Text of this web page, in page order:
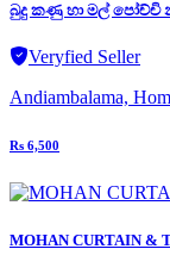
බුදු කණු හා මල් පෝච්චි
Veryfied Seller
Andiambalama,
Rs 6,500
MOHAN CURTAIN &